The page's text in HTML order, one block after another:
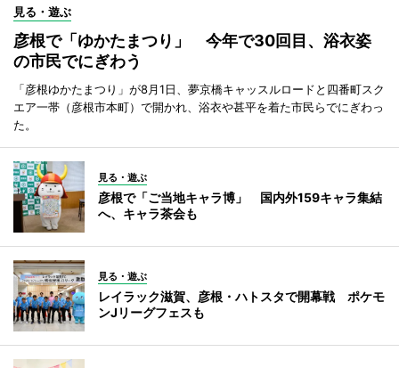
見る・遊ぶ
彦根で「ゆかたまつり」 今年で30回目、浴衣姿
の市民でにぎわう
「彦根ゆかたまつり」が8月1日、夢京橋キャッスルロードと四番町スク
エア一帯（彦根市本町）で開かれ、浴衣や甚平を着た市民らでにぎわっ
た。
見る・遊ぶ
彦根で「ご当地キャラ博」 国内外159キャラ集結
へ、キャラ茶会も
見る・遊ぶ
レイラック滋賀、彦根・ハトスタで開幕戦 ポケモ
ンJリーグフェスも